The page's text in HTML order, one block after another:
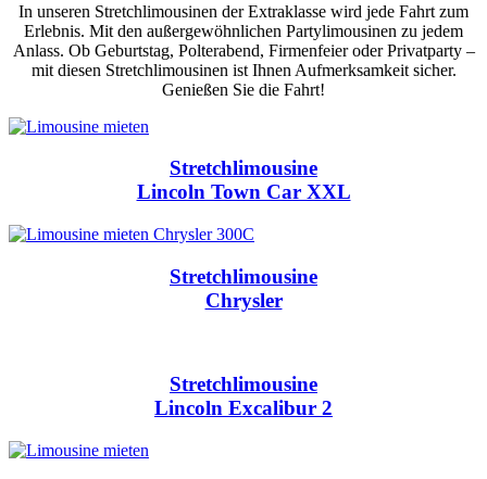
In unseren Stretchlimousinen der Extraklasse wird jede Fahrt zum
Erlebnis. Mit den außergewöhnlichen Partylimousinen zu jedem
Anlass. Ob Geburtstag, Polterabend, Firmenfeier oder Privatparty –
mit diesen Stretchlimousinen ist Ihnen Aufmerksamkeit sicher.
Genießen Sie die Fahrt!
Stretchlimousine
Lincoln Town Car XXL
Stretchlimousine
Chrysler
Stretchlimousine
Lincoln Excalibur 2